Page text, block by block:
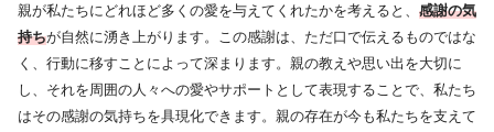
親が私たちにどれほど多くの愛を与えてくれたかを考えると、 感謝の気
持ちが自然に湧き上がります。この感謝は、ただ口で伝えるものではな
く、行動に移すことによって深まります。親の教えや思い出を大切に
し、それを周囲の人々への愛やサポートとして表現することで、私たち
はその感謝の気持ちを具現化できます。親の存在が今も私たちを支えて